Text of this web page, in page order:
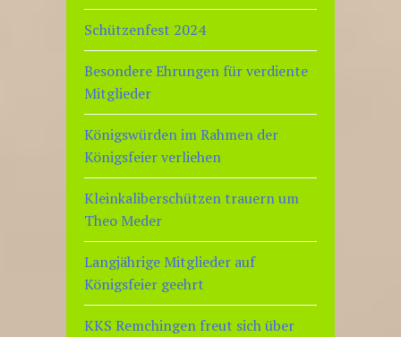
Schützenfest 2024
Besondere Ehrungen für verdiente
Mitglieder
Königswürden im Rahmen der
Königsfeier verliehen
Kleinkaliberschützen trauern um
Theo Meder
Langjährige Mitglieder auf
Königsfeier geehrt
KKS Remchingen freut sich über